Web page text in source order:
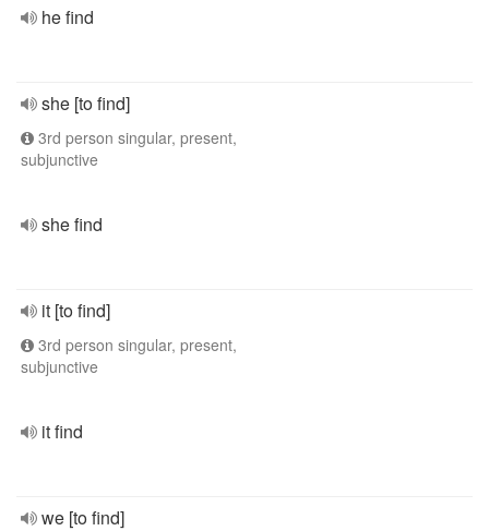
he find
she [to find]
3rd person singular, present,
subjunctive
she find
it [to find]
3rd person singular, present,
subjunctive
it find
we [to find]